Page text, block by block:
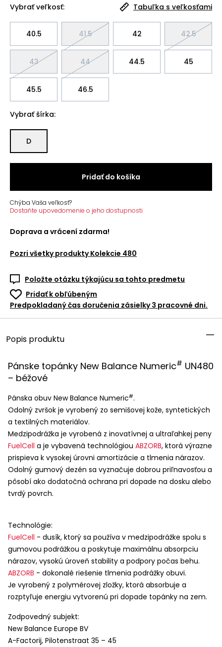
Vybrať veľkosť: Tabuľka s veľkosťami
40.5 41.5 42 42.5
43 44 44.5 45
45.5 46.5
Vybrať šírka:
D
Pridať do košíka
Chýba Vaša veľkosť?
Dostaňte upovedomenie o jeho dostupnosti
Doprava a vrácení zdarma!
Pozri všetky produkty Kolekcie 480
Položte otázku týkajúcu sa tohto predmetu
Pridať k obľúbeným
Predpokladaný čas doručenia zásielky 3 pracovné dni.
Popis produktu
Pánske topánky New Balance Numeric# UN480
– béžové
Pánska obuv New Balance Numeric#.
Odolný zvršok je vyrobený zo semišovej kože, syntetických
a textilných materiálov.
Medzipodrážka je vyrobená z inovatívnej a ultraľahkej peny
FuelCell a je vybavená technológiou ABZORB, ktorá výrazne
prispieva k vysokej úrovni amortizácie a tlmenia nárazov.
Odolný gumový dezén sa vyznačuje dobrou priľnavosťou a
pôsobí ako dodatočná ochrana pri dopade na dosku alebo
tvrdý povrch.
Technológie:
FuelCell - dusík, ktorý sa používa v medzipodrážke spolu s
gumovou podrážkou a poskytuje maximálnu absorpciu
nárazov, vysokú úroveň stability a podpory počas behu.
ABZORB - dokonalé riešenie tlmenia podrážky obuvi.
Je vyrobený z polymérovej zložky, ktorá absorbuje a
rozptyľuje energiu vytvorenú pri dopade topánky na zem.
Zodpovedný subjekt:
New Balance Europe BV
A-Factorij, Pilotenstraat 35 – 45